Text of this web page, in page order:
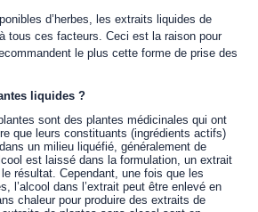
d’herbes, les extraits liquides de
à tous ces facteurs . Ceci est la raison pour
le plus cette forme de prise des
liquides ?
sont des plantes médicinales qui ont
que leurs constituants (ingrédients actifs)
un milieu liquéfié, généralement de
est laissé dans la formulation, un extrait
résultat. Cependant, une fois que les
l’alcool dans l’extrait peut être enlevé en
chaleur pour produire des extraits de